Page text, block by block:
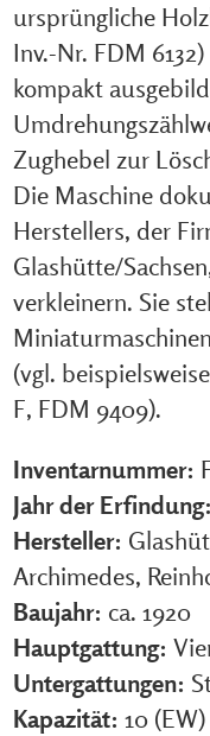
ursprüngliche
Inv.-Nr. FDM
kompakt
Zughebel zur
Die Maschine
Herstellers, der
Glashütte/
verkleinern. Sie
(vgl.
F, FDM 9409).
Inventarnummer:
Jahr der Erfindung:
Hersteller:
Archimedes,
Baujahr: ca. 1920
Hauptgattung:
Untergattungen:
Kapazität: 10